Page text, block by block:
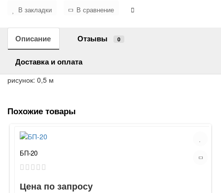
В закладки В сравнение
Описание Отзывы 0
Доставка и оплата
рисунок: 0,5 м
Похожие товары
БП-20
Цена по запросу